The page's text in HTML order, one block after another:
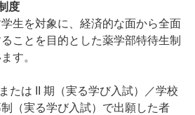
度
生を対象に、経済的な面から全面
ことを目的とした薬学部特待生制
す。
たは II 期（実る学び入試）／学校
（実る学び入試）で出願した者